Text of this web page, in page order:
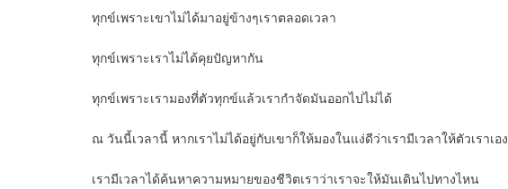
ทุกข์เพราะเขาไม่ได้มาอยู่ข้างๆเราตลอดเวลา
ทุกข์เพราะเราไม่ได้คุยปัญหากัน
ทุกข์เพราะเรามองที่ตัวทุกข์แล้วเรากำจัดมันออกไปไม่ได้
ณ วันนี้เวลานี้ หากเราไม่ได้อยู่กับเขาก็ให้มองในแง่ดีว่าเรามีเวลาให้ตัวเราเอง
เรามีเวลาได้ค้นหาความหมายของชีวิตเราว่าเราจะให้มันเดินไปทางไหน